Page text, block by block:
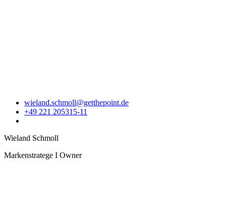
wieland.schmoll@getthepoint.de
+49 221 205315-11
Wieland Schmoll
Markenstratege I Owner